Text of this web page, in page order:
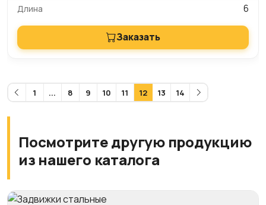
6
Заказать
1 ... 8 9 10 11 12 13 14
Посмотрите другую продукцию
из нашего каталога